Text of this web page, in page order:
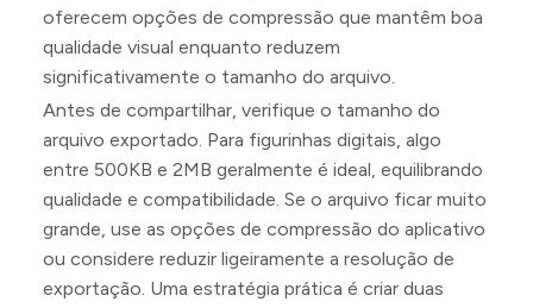
oferecem opções de compressão que mantêm boa
qualidade visual enquanto reduzem
significativamente o tamanho do arquivo.
Antes de compartilhar, verifique o tamanho do
arquivo exportado. Para figurinhas digitais, algo
entre 500KB e 2MB geralmente é ideal, equilibrando
qualidade e compatibilidade. Se o arquivo ficar muito
grande, use as opções de compressão do aplicativo
ou considere reduzir ligeiramente a resolução de
exportação. Uma estratégia prática é criar duas